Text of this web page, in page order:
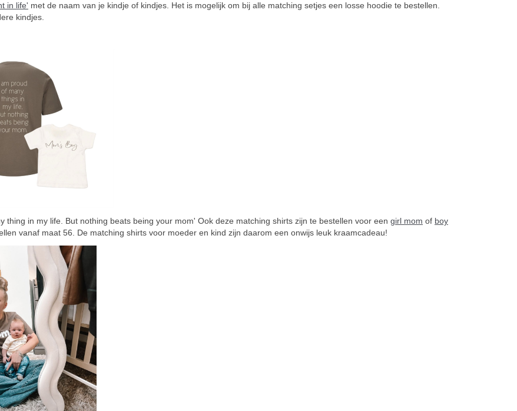
in life' met de naam van je kindje of kindjes. Het is mogelijk om bij alle matching setjes een losse hoodie te bestellen.
kindjes.
in my life. But nothing beats being your mom' Ook deze matching shirts zijn te bestellen voor een girl mom of boy
vanaf maat 56. De matching shirts voor moeder en kind zijn daarom een onwijs leuk kraamcadeau!